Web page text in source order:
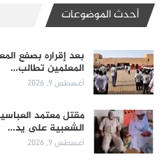
أحدث الموضوعات
بعد إقراره بصفع
المعلمين تطالب…
أغسطس 9, 2026
مقتل معتمد
الشعبية على يد…
أغسطس 9, 2026